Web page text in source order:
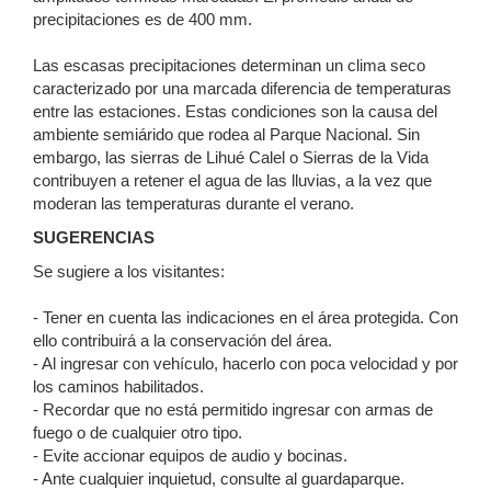
precipitaciones es de 400 mm.
Las escasas precipitaciones determinan un clima seco
caracterizado por una marcada diferencia de temperaturas
entre las estaciones. Estas condiciones son la causa del
ambiente semiárido que rodea al Parque Nacional. Sin
embargo, las sierras de Lihué Calel o Sierras de la Vida
contribuyen a retener el agua de las lluvias, a la vez que
moderan las temperaturas durante el verano.
SUGERENCIAS
Se sugiere a los visitantes:
- Tener en cuenta las indicaciones en el área protegida. Con
ello contribuirá a la conservación del área.
- Al ingresar con vehículo, hacerlo con poca velocidad y por
los caminos habilitados.
- Recordar que no está permitido ingresar con armas de
fuego o de cualquier otro tipo.
- Evite accionar equipos de audio y bocinas.
- Ante cualquier inquietud, consulte al guardaparque.